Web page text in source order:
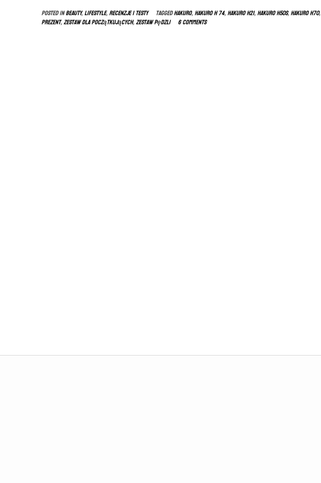
opinie”
Posted inBEAUTY,LIFESTYLE,RECENZJE I TESTY Taggedhakuro,hakuro h 74,hakuro h21,hakuro h50s,hakuro h70,
prezent,zestaw dla początkujących,zestaw pędzli 6 Comments